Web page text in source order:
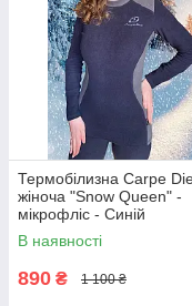
Термобілизна Carpe
жіноча "Snow Queen" -
мікрофліс - Синій
В наявності
890 ₴ 1 100 ₴